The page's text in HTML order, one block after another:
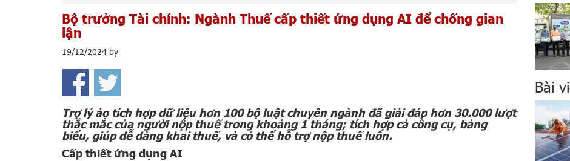
Bộ trưởng Tài chính: Ngành Thuế cấp thiết ứng dụng AI để chống gian
lận
19/12/2024 by
Trợ lý ảo tích hợp dữ liệu hơn 100 bộ luật chuyên ngành đã giải đáp hơn 30.000 lượt
thắc mắc của người nộp thuế trong khoảng 1 tháng; tích hợp cả công cụ, bảng
biểu, giúp dễ dàng khai thuế, và có thể hỗ trợ nộp thuế luôn.
Cấp thiết ứng dụng AI
Bài